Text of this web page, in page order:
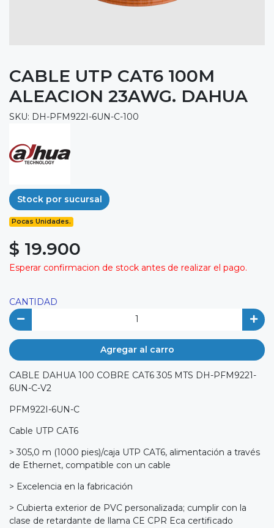
CABLE UTP CAT6 100M
ALEACION 23AWG. DAHUA
SKU: DH-PFM922I-6UN-C-100
Stock por sucursal
Pocas Unidades.
$ 19.900
Esperar confirmacion de stock antes de realizar el pago.
CANTIDAD
Agregar al carro
CABLE DAHUA 100 COBRE CAT6 305 MTS DH-PFM9221-
6UN-C-V2
PFM922I-6UN-C
Cable UTP CAT6
> 305,0 m (1000 pies)/caja UTP CAT6, alimentación a través
de Ethernet, compatible con un cable
> Excelencia en la fabricación
> Cubierta exterior de PVC personalizada; cumplir con la
clase de retardante de llama CE CPR Eca certificado